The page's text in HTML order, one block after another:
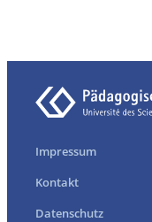
Impressum
Kontakt
Datenschutz